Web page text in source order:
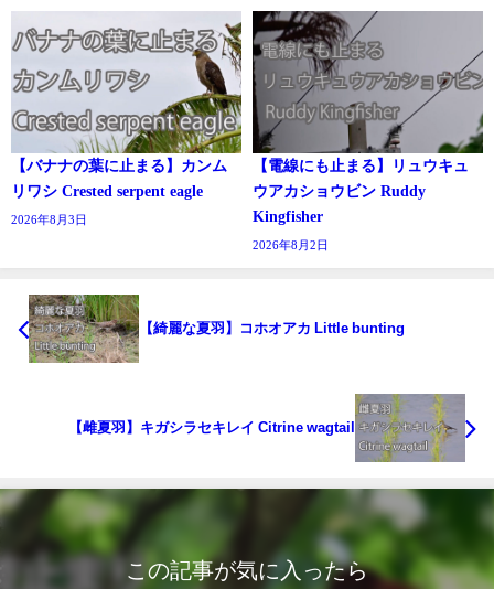
【バナナの葉に止まる】カンム
リワシ Crested serpent eagle
2026年8月3日
【電線にも止まる】リュウキュ
ウアカショウビン Ruddy
Kingfisher
2026年8月2日
【綺麗な夏羽】コホオアカ Little bunting
【雌夏羽】キガシラセキレイ Citrine wagtail
この記事が気に入ったら